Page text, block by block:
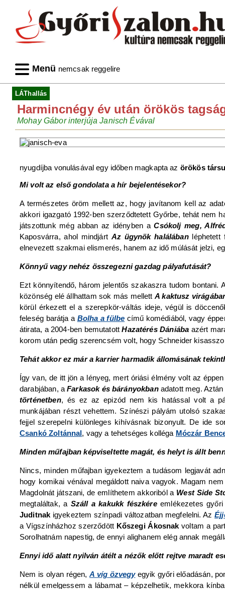
Menü nemcsak reggelire
LÁThallás
Harmincnégy év után örökös
Mohay Gábor interjúja Janisch Évával
nyugdíjba vonulásával egy időben magkapta az örökös
Mi volt az első gondolata a hír bejelentésekor?
A természetes öröm mellett az, hogy javítanom kell az
akkori igazgató 1992-ben szerződtetett Győrbe, tehát nem
játszottunk még abban az idényben aCsókolj meg,
Kaposvárra, ahol mindjárt Az ügynök halálábanléphetett
elnevezett szakmai elismerés, hanem az idő múlását jelzi,
Könnyű vagy nehéz összegezni gazdag pályafutását?
Ezt könnyítendő, három jelentős szakaszra tudom
közönség elé állhattam sok más mellett A kaktusz
körül érkezett el a szerepkör-váltás ideje, végül is
feleség barátja a Bolha a fülbe című komédiából, vagy
átirata, a 2004-ben bemutatottHazatérés Dániába azért
korom után pedig szerencsém volt, hogy Schneider
Tehát akkor ez már a karrier harmadik állomásának
Így van, de itt jön a lényeg, mert óriási élmény volt az
darabjában, aFarkasok és bárányokbanadatott meg.
történetben, és ez az epizód nem kis hatással volt a
munkájában részt vehettem. Színészi pályám utolsó
fejjel szerepelni különleges kihívásnak bizonyult. De ide
Csankó Zoltánnal, vagy a tehetséges kolléga Móczár
Minden műfajban képviseltette magát, és helyt is állt
Nincs, minden műfajban igyekeztem a tudásom legjavát
hogy komikai vénával megáldott naiva vagyok. Magam
Magdolnát játszani, de említhetem akkoriból a West Side
megtaláltak, a Száll a kakukk fészkéreemlékezetes
Juditnak igyekeztem színpadi változatban megfelelni. Az
a Vígszínházhoz szerződött Kőszegi Ákosnak voltam a
Sorolhatnám napestig, de ennyi alighanem elég annak
Ennyi idő alatt nyilván átélt a nézők előtt rejtve maradt
Nem is olyan régen,A víg özvegyegyik győri előadásán,
nélkül emelgessem a lábamat – képzelhetik, mekkora